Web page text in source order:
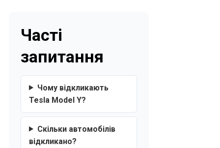
Часті
запитання
Чому відкликають
Tesla Model Y?
Скільки автомобілів
відкликано?